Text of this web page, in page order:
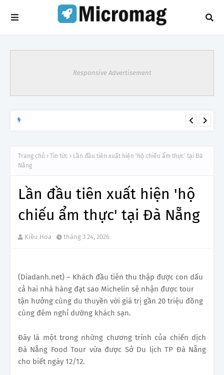
Responsive Advertisement
Lý do tạm dừng khai thác một số đường bay từ 1/4
Trang chủ Tin tức
Lần đầu tiên xuất hiện 'hộ chiếu ẩm thực' tại Đà
Nẵng
Lần đầu tiên xuất hiện 'hộ
chiếu ẩm thực' tại Đà Nẵng
Kiều Hoa tháng 3 24, 2026
(Diadanh.net) – Khách đầu tiên thu thập được con dấu
cả hai nhà hàng đạt sao Michelin sẽ nhận được tour
tận hưởng cùng du thuyền với giá trị gần 20 triệu đồng
cùng đêm nghỉ dưỡng khách sạn.
Đây là một trong những chương trình của chiến dịch
Đà Nẵng Food Tour vừa được Sở Du lịch TP Đà Nẵng
cho biết ngày 12/12.